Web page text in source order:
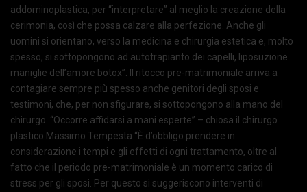
addominoplastica, per “interpretare” al meglio la creazione della
cerimonia, così che possa calzare alla perfezione. Anche gli
uomini si orientano, verso la medicina e chirurgia estetica e, molto
spesso, si sottopongono ad autotrapianto dei capelli, liposuzione
maniglie dell’amore botox”. Il ritocco pre-matrimoniale arriva a
contagiare sempre più spesso anche genitori degli sposi e
testimoni, che, per non sfigurare, si sottopongono alla mano del
chirurgo. “Occorre affidarsi a mani esperte” – chiosa il chirurgo
plastico Massimo Tempesta “È d’obbligo prendere in
considerazione i tempi e gli effetti di ogni trattamento, oltre al
fatto che il periodo pre-matrimoniale è un momento carico di
stress per gli sposi. Per questo si suggeriscono interventi di